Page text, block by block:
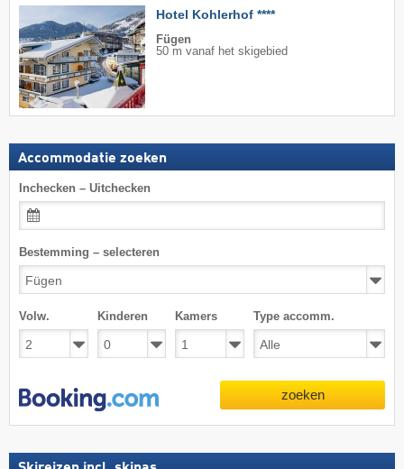
Hotel Kohlerhof ****
Fügen
50 m vanaf het skigebied
Accommodatie zoeken
Inchecken – Uitchecken
Bestemming – selecteren
Volw. Kinderen Kamers Type accomm.
zoeken